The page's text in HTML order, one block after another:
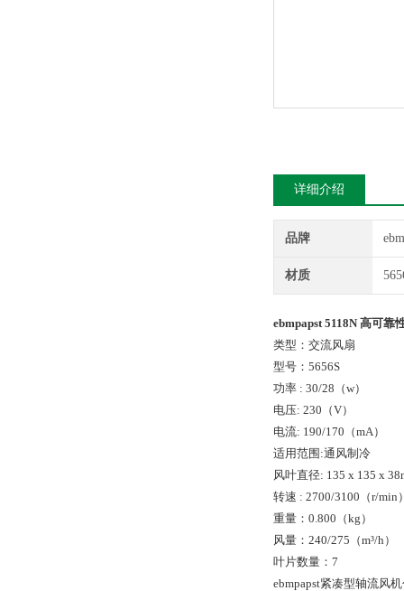
详细介绍
品牌
材质
ebmpapst 5118N 高可靠
类型：交流风扇
型号：5656S
功率 : 30/28（w）
电压: 230（V）
电流: 190/170（mA）
适用范围:通风制冷
风叶直径: 135 x 135 x
转速 : 2700/3100（r/min
重量：0.800（kg）
风量：240/275（m³/h）
叶片数量：7
ebmpapst紧凑型轴流风